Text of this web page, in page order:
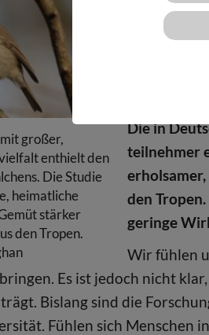
großer,
enthielt den
Die Studie
heimatliche
stärker
den Tropen.
Das
positiv auf
stammen.
Die in
teilnehmer
den
geringe
Wir fühlen
Es ist jedoch nicht
Bislang sind die
Fühlen sich Menschen